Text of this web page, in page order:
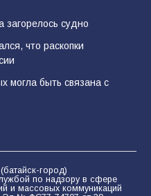
судно
что раскопки
могла быть связана с
город)
по надзору в сфере
и массовых коммуникаций